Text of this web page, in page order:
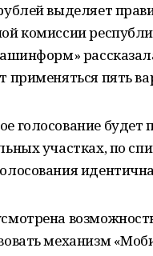
выделяет
комиссии
применяться пять
голосование будет
участках, по
механизм